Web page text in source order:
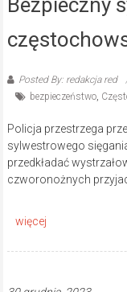
Posted By: redakcja red
bezpieczeństwo,
Policja przestrzega
sylwestrowego
przedkładać
czworonożnych